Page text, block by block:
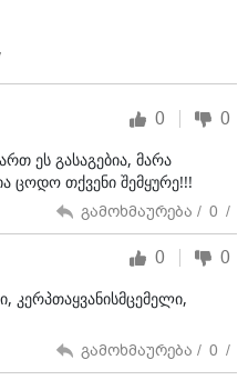
0 0
ეს გასაგებია, მარა
ცოდო თქვენი შემყურე!!!
გამოხმაურება / 0 /
0 0
კერპთაყვანისმცემელი,
გამოხმაურება / 0 /